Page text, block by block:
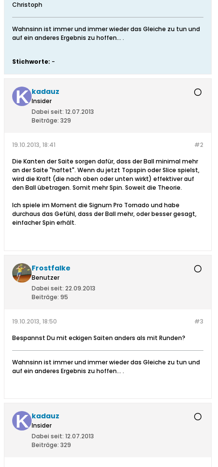
Christoph
Wahnsinn ist immer und immer wieder das Gleiche zu tun und
auf ein anderes Ergebnis zu hoffen… .
Stichworte: -
kadauz
Insider
Dabei seit: 12.07.2013
Beiträge: 329
#2
19.10.2013, 18:41
Die Kanten der Saite sorgen dafür, dass der Ball minimal mehr
an der Saite "haftet". Wenn du jetzt Topspin oder Slice spielst,
wird die Kraft (die nach oben oder unten wirkt) effektiver auf
den Ball übetragen. Somit mehr Spin. Soweit die Theorie.
Ich spiele im Moment die Signum Pro Tornado und habe
durchaus das Gefühl, dass der Ball mehr, oder besser gesagt,
einfacher Spin erhält.
Frostfalke
Benutzer
Dabei seit: 22.09.2013
Beiträge: 95
#3
19.10.2013, 18:50
Bespannst Du mit eckigen Saiten anders als mit Runden?
Wahnsinn ist immer und immer wieder das Gleiche zu tun und
auf ein anderes Ergebnis zu hoffen… .
kadauz
Insider
Dabei seit: 12.07.2013
Beiträge: 329